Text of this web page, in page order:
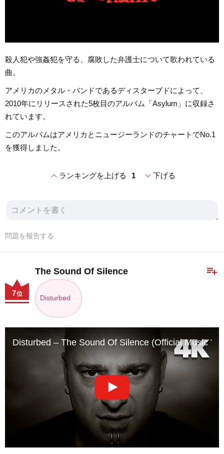
殺人犯や強姦犯を守る、腐敗した弁護士について歌われている
曲。
アメリカのメタル・バンドであるディスターブドによって、
2010年にリリースされた5枚目のアルバム「Asylum」に収録さ
れています。
このアルバムはアメリカとニュージーランドのチャートでNo.1
を獲得しました。
expand_lessランキングを上げる 1 expand_more下げる
問題を報告する
playlist_add
The Sound Of Silence
Disturbed
7位
Disturbed – The Sound Of Silence (Official Music